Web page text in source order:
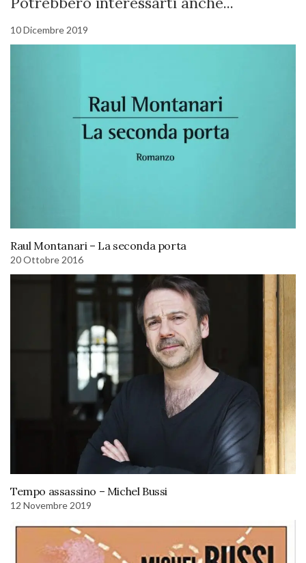
10 Dicembre 2019
Raul Montanari – La seconda porta
20 Ottobre 2016
Tempo assassino – Michel Bussi
12 Novembre 2019